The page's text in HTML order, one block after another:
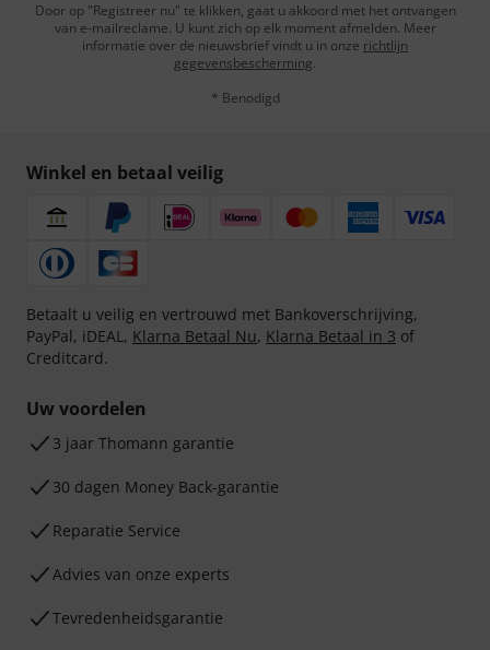
Door op "Registreer nu" te klikken, gaat u akkoord met het ontvangen
van e-mailreclame. U kunt zich op elk moment afmelden. Meer
informatie over de nieuwsbrief vindt u in onze richtlijn
gegevensbescherming.
* Benodigd
Winkel en betaal veilig
Betaalt u veilig en vertrouwd met Bankoverschrijving,
PayPal, iDEAL, Klarna Betaal Nu, Klarna Betaal in 3 of
Creditcard.
Uw voordelen
3 jaar Thomann garantie
30 dagen Money Back-garantie
Reparatie Service
Advies van onze experts
Tevredenheidsgarantie